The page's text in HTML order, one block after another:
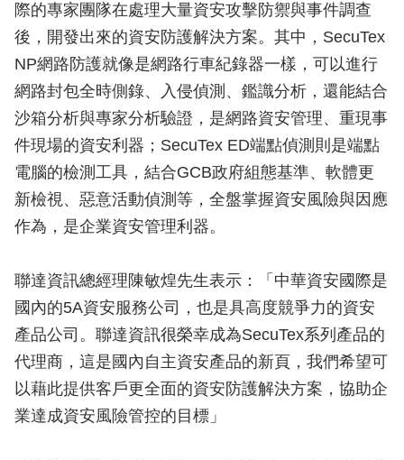
際的專家團隊在處理大量資安攻擊防禦與事件調查
後，開發出來的資安防護解決方案。其中，SecuTex
NP網路防護就像是網路行車紀錄器一樣，可以進行
網路封包全時側錄、入侵偵測、鑑識分析，還能結合
沙箱分析與專家分析驗證，是網路資安管理、重現事
件現場的資安利器；SecuTex ED端點偵測則是端點
電腦的檢測工具，結合GCB政府組態基準、軟體更
新檢視、惡意活動偵測等，全盤掌握資安風險與因應
作為，是企業資安管理利器。
聯達資訊總經理陳敏煌先生表示：「中華資安國際是
國內的5A資安服務公司，也是具高度競爭力的資安
產品公司。聯達資訊很榮幸成為SecuTex系列產品的
代理商，這是國內自主資安產品的新頁，我們希望可
以藉此提供客戶更全面的資安防護解決方案，協助企
業達成資安風險管控的目標」